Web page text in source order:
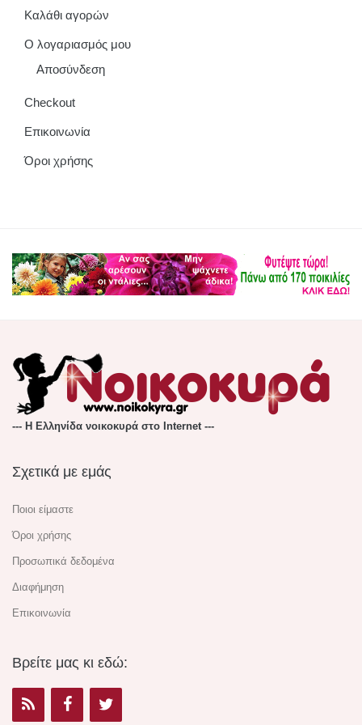
Καλάθι αγορών
Ο λογαριασμός μου
Αποσύνδεση
Checkout
Επικοινωνία
Όροι χρήσης
--- Η Ελληνίδα νοικοκυρά στο Internet ---
Σχετικά με εμάς
Ποιοι είμαστε
Όροι χρήσης
Προσωπικά δεδομένα
Διαφήμηση
Επικοινωνία
Βρείτε μας κι εδώ: